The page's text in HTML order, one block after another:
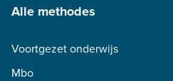
Alle methodes
Voortgezet onderwijs
Mbo